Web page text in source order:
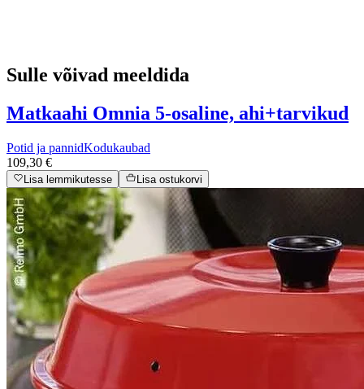
Sulle võivad meeldida
Matkaahi Omnia 5-osaline, ahi+tarvikud
Potid ja pannidKodukaubad
109,30 €
Lisa lemmikutesse Lisa ostukorvi